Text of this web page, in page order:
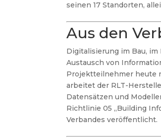
seinen 17 Standorten,
Aus den
Digitalisierung im Bau,
Austausch von
Projektteilnehmer heute
arbeitet der RLT-
Datensätzen und
Richtlinie 05 „Building
Verbandes veröffentlicht.